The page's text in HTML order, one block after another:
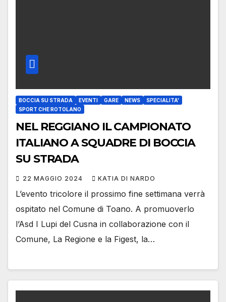
BOCCIA SU STRADA EVENTI GARE NEWS
SPECIALITA'
SPORT CHE ROTOLANO
NEL REGGIANO IL CAMPIONATO
ITALIANO A SQUADRE DI BOCCIA
SU STRADA
22 MAGGIO 2024 KATIA DI NARDO
L’evento tricolore il prossimo fine settimana verrà
ospitato nel Comune di Toano. A promuoverlo
l’Asd I Lupi del Cusna in collaborazione con il
Comune, La Regione e la Figest, la…